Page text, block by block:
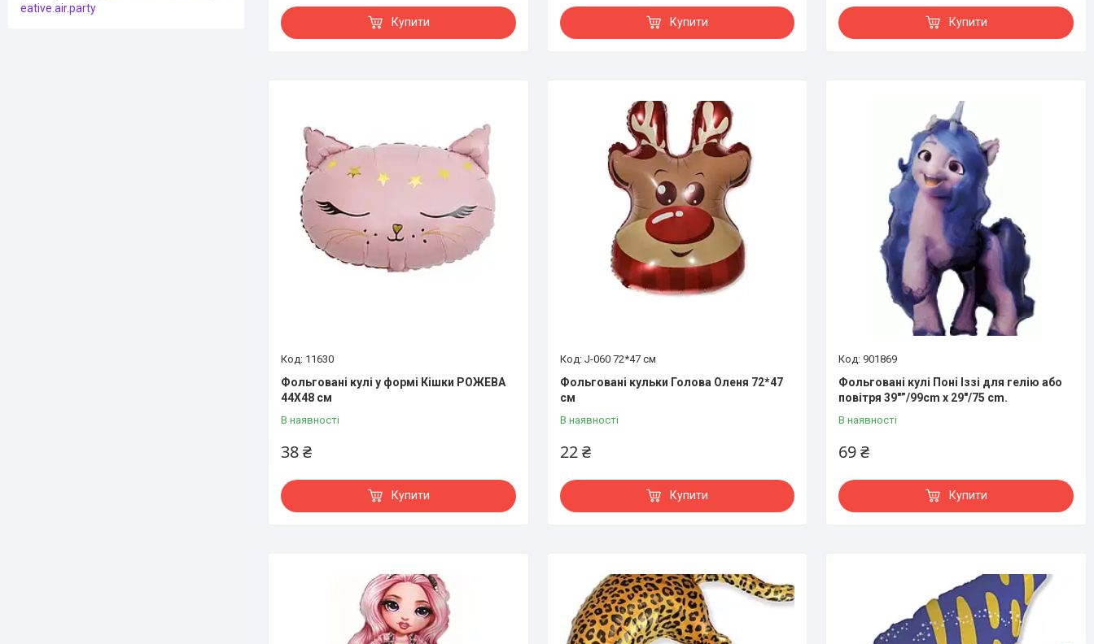
Купити Купити Купити
11630
Фольговані кулі у формі Кішки РОЖЕВА
44Х48 см
В наявності
38 ₴
Купити
J-060 72*47 см
Фольговані кульки Голова Оленя 72*47
см
В наявності
22 ₴
Купити
901869
Фольговані кулі Поні Іззі для гелію або
повітря 39″”/99cm x 29″/75 cm.
В наявності
69 ₴
Купити
eative.air.party